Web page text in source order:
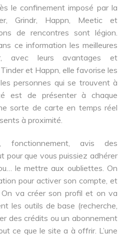
le confinement imposé par la
Grindr, Happn, Meetic et
de rencontres sont légion.
ce information les meilleures
avec leurs avantages et
et Happn, elle favorise les
personnes qui se trouvent à
est de présenter à chaque
sorte de carte en temps réel
à proximité.
fonctionnement, avis des
pour que vous puissiez adhérer
le mettre aux oubliettes. On
pour activer son compte, et
On va créer son profil et on va
les outils de base (recherche,
des crédits ou un abonnement
ce que le site a à offrir. L’une